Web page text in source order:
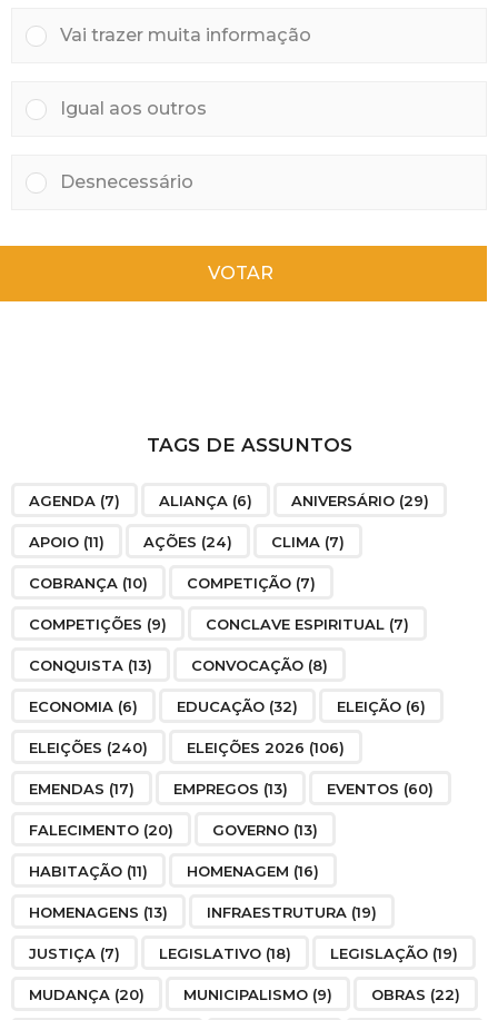
Vai trazer muita informação
Igual aos outros
Desnecessário
VOTAR
TAGS DE ASSUNTOS
AGENDA (7) ALIANÇA (6) ANIVERSÁRIO (29)
APOIO (11) AÇÕES (24) CLIMA (7)
COBRANÇA (10) COMPETIÇÃO (7)
COMPETIÇÕES (9) CONCLAVE ESPIRITUAL (7)
CONQUISTA (13) CONVOCAÇÃO (8)
ECONOMIA (6) EDUCAÇÃO (32) ELEIÇÃO (6)
ELEIÇÕES (240) ELEIÇÕES 2026 (106)
EMENDAS (17) EMPREGOS (13) EVENTOS (60)
FALECIMENTO (20) GOVERNO (13)
HABITAÇÃO (11) HOMENAGEM (16)
HOMENAGENS (13) INFRAESTRUTURA (19)
JUSTIÇA (7) LEGISLATIVO (18) LEGISLAÇÃO (19)
MUDANÇA (20) MUNICIPALISMO (9) OBRAS (22)